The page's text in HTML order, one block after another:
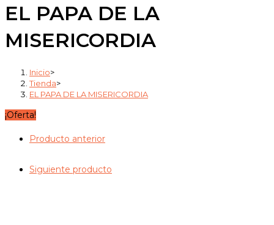
LA
MISERICORDIA
cantidad
EL PAPA DE LA
MISERICORDIA
Inicio>
Tienda>
EL PAPA DE LA MISERICORDIA
¡Oferta!
Producto anterior
Siguiente producto